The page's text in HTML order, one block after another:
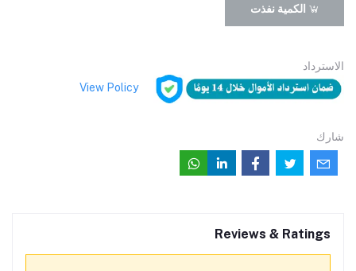
الكمية نفذت
الاسترداد
View Policy
شارك
Reviews & Ratings